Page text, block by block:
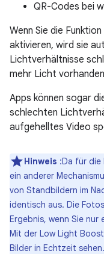
QR-Codes bei
Wenn Sie die
aktivieren, wird sie
Lichtverhältnisse
mehr Licht
Apps können sogar
schlechten
aufgehelltes Video
Hinweis :Da für die
ein anderer
von Standbildern im
identisch aus. Die
Ergebnis, wenn Sie nur
Mit der Low Light
Bilder in Echtzeit sehen.